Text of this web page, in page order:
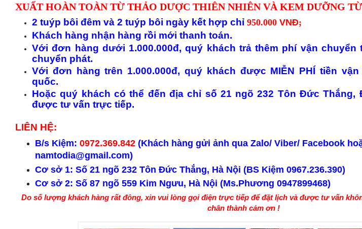
XUẤT HOÀN TOÀN TỪ THẢO DƯỢC THIÊN NHIÊN VÀ KEM DƯỠNG
2 tuýp bôi đêm và 2 tuýp bôi ngày kết hợp chỉ 950.000 VNĐ;
Khách hàng nhận hàng rồi mới thanh toán.
Với đơn hàng dưới 1.000.000đ, quý khách trả thêm phí vận
chuyển phát.
Với đơn hàng trên 1.000.000đ, quý khách được MIỄN PHÍ tiền
quốc.
Hoặc quý khách có thể đến địa chỉ số 21 ngõ 232 Tôn Đức Thắng,
được tư vấn trực tiếp.
LIÊN HỆ:
B/sKiệm: 0972.369.842 (Khách hàng gửi ảnh qua Zalo/ Viber/ Facebook
namtodia@gmail.com)
Cơ sở 1: Số 21 ngõ 232 Tôn Đức Thắng, Hà Nội (BS Kiệm 0967.236.390)
Cơ sở 2: Số 87 ngõ 559 Kim Ngưu, Hà Nội (Ms.Phương 0947899468)
Do số lượng khách hàng rất đông, xin vui lòng gọi điện trực tiếp để đặt lịch và được tư vấn
chân thành cảm ơn !